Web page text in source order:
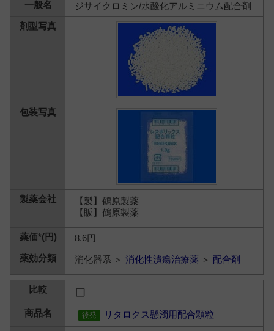
ジサイクロミン/水酸化アルミニウム配合剤
【製】鶴原製薬
【販】鶴原製薬
8.6円
消化器系 ＞消化性潰瘍治療薬 ＞ 配合剤
リタロクス懸濁用配合顆粒